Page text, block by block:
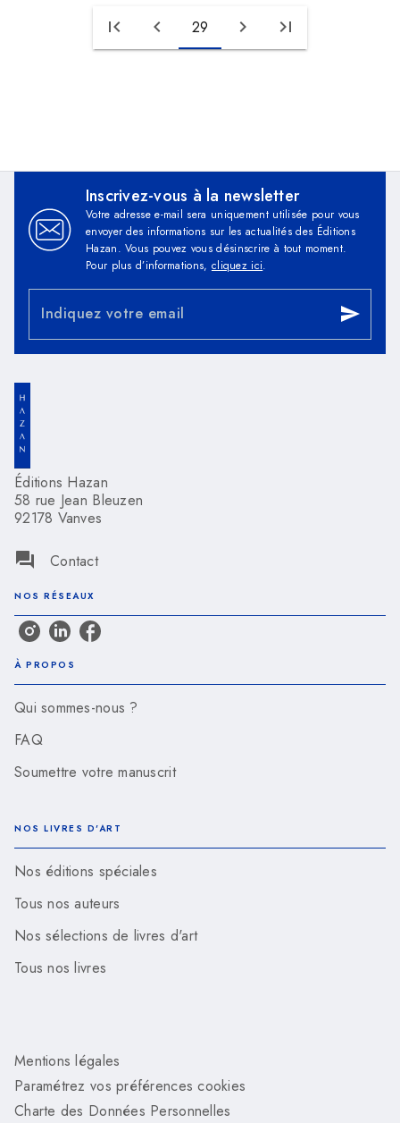
first_page chevron_left 29 chevron_right last_page
Inscrivez-vous à la newsletter
Votre adresse e-mail sera uniquement utilisée pour vous
envoyer des informations sur les actualités des Éditions
Hazan. Vous pouvez vous désinscrire à tout moment.
Pour plus d’informations, cliquez ici.
Indiquez votre email send
Éditions Hazan
58 rue Jean Bleuzen
92178 Vanves
question_answer Contact
NOS RÉSEAUX
À PROPOS
Qui sommes-nous ?
FAQ
Soumettre votre manuscrit
NOS LIVRES D'ART
Nos éditions spéciales
Tous nos auteurs
Nos sélections de livres d'art
Tous nos livres
Mentions légales
Paramétrez vos préférences cookies
Charte des Données Personnelles